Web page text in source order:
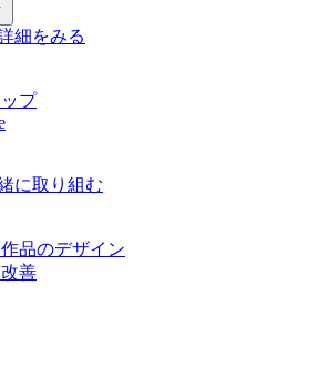
細をみる
プ
に取り組む
品のデザイン
善